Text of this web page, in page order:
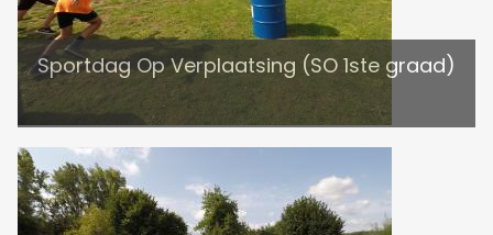
Sportdag Op Verplaatsing (SO 1ste graad)